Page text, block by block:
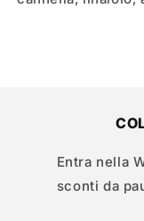
Entra nella
sconti da